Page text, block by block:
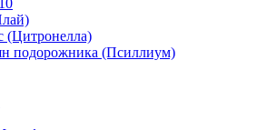
(Цитронелла)
подорожника (Псиллиум)